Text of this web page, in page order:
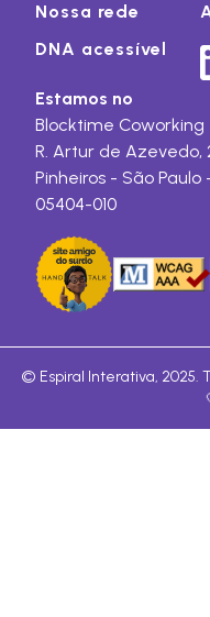
Nossa rede
DNA acessível
Estamos no
Blocktime Coworking
R. Artur de Azevedo,
Pinheiros - São Paulo
05404-010
© Espiral Interativa, 2025.